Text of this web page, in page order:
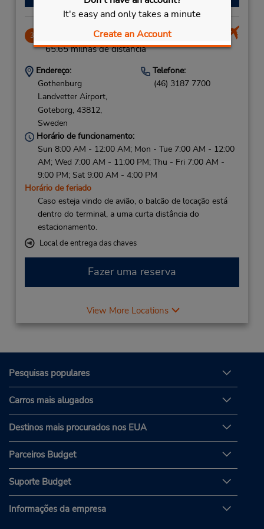
It's easy and only takes a minute
Create an Account
3 Goteborg Landvetter Airport
65.65 milhas de distância
Endereço:
Gothenburg
Landvetter Airport,
Goteborg, 43812,
Sweden
Telefone:
(46) 3187 7700
Horário de funcionamento:
Sun 8:00 AM - 12:00 AM; Mon - Tue 7:00 AM - 12:00
AM; Wed 7:00 AM - 11:00 PM; Thu - Fri 7:00 AM -
9:00 PM; Sat 9:00 AM - 4:00 PM
Horário de feriado
Caso esteja vindo de avião, o balcão de locação está
dentro do terminal, a uma curta distância do
estacionamento.
Local de entrega das chaves
Fazer uma reserva
View More Locations
Pesquisas populares
Carros mais alugados
Destinos mais procurados nos EUA
Parceiros Budget
Suporte Budget
Informações da empresa